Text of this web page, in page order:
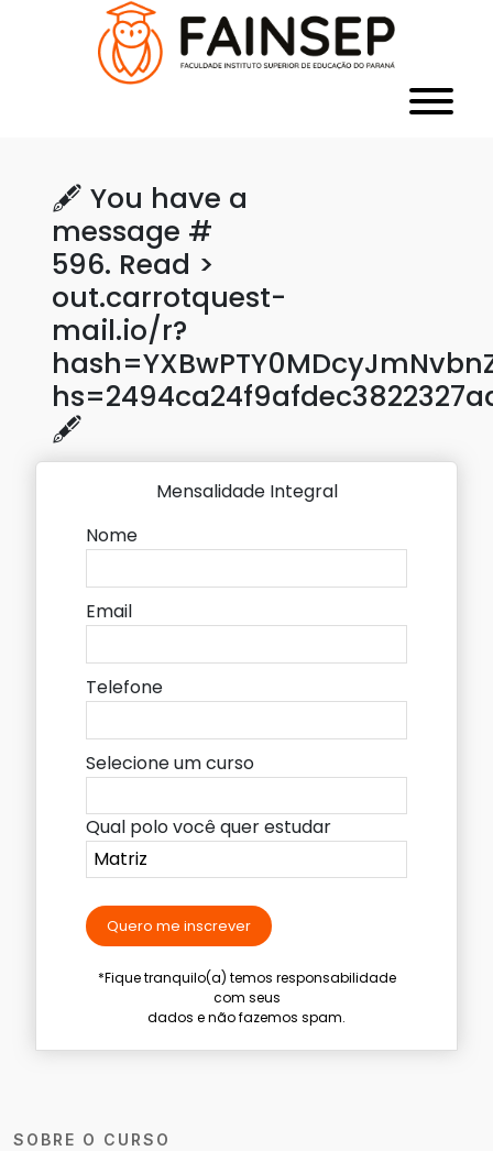
🖋 You have a
message #
596. Read >
out.carrotquest-
mail.io/r?
🖋
SOBRE O CURSO
Mensalidade Integral
Nome
Email
Telefone
Selecione um curso
Qual polo você quer estudar
Quero me inscrever
*Fique tranquilo(a) temos responsabilidade
com seus
dados e não fazemos spam.